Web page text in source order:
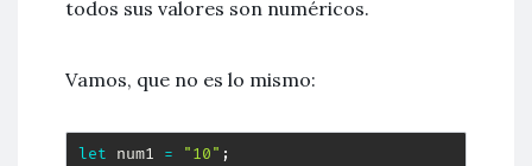
todos sus valores son numéricos.
Vamos, que no es lo mismo:
let num1 = "10" ;